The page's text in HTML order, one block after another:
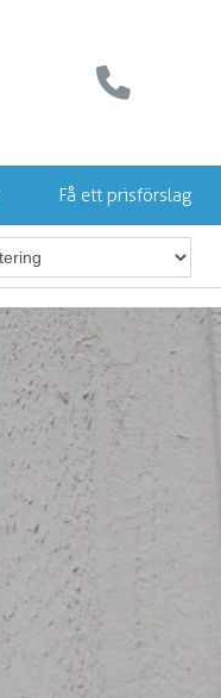
Få ett prisförslag